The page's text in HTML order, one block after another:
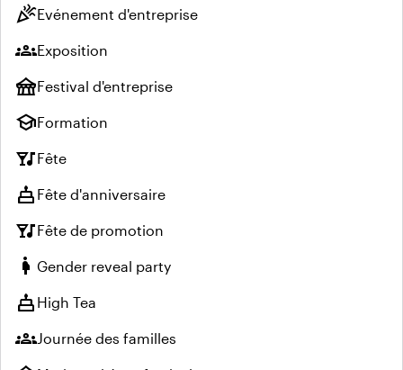
celebrationEvénement d'entreprise
groupsExposition
festivalFestival d'entreprise
schoolFormation
nightlifeFête
cake Fête d'anniversaire
nightlifeFête de promotion
pregnant_woman Gender reveal party
cake High Tea
groupsJournée des familles